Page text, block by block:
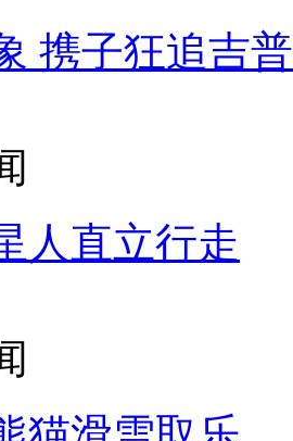
携子狂追吉
人直立行走